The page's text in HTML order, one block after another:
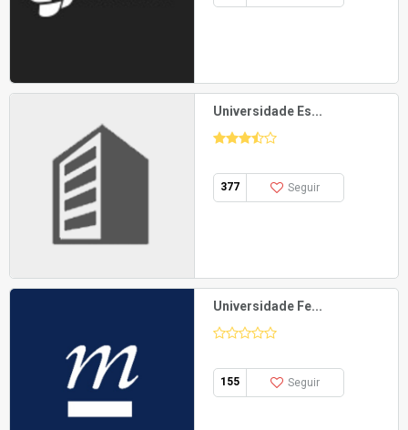
Universidade Es...
377 Seguir
Universidade Fe...
155 Seguir